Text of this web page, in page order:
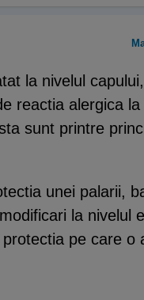
la nivelul
reactia alergica
sunt printre
unei palarii,
la nivelul
pe care o